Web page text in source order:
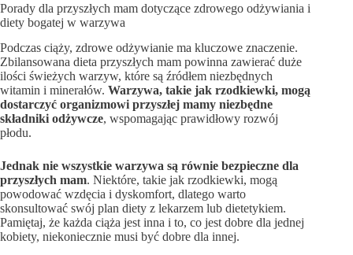
Porady dla przyszłych mam dotyczące zdrowego odżywiania i
diety bogatej w warzywa
Podczas ciąży, zdrowe odżywianie ma kluczowe znaczenie.
Zbilansowana dieta przyszłych mam powinna zawierać duże
ilości świeżych warzyw, które są źródłem niezbędnych
witamin i minerałów. Warzywa, takie jak rzodkiewki, mogą
dostarczyć organizmowi przyszłej mamy niezbędne
składniki odżywcze, wspomagając prawidłowy rozwój
płodu.
Jednak nie wszystkie warzywa są równie bezpieczne dla
przyszłych mam. Niektóre, takie jak rzodkiewki, mogą
powodować wzdęcia i dyskomfort, dlatego warto
skonsultować swój plan diety z lekarzem lub dietetykiem.
Pamiętaj, że każda ciąża jest inna i to, co jest dobre dla jednej
kobiety, niekoniecznie musi być dobre dla innej.